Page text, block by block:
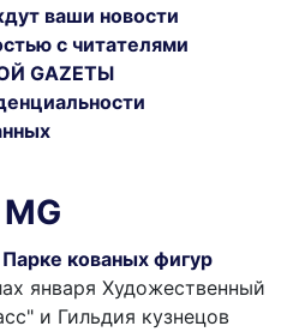
ваши новости
с читателями
GAZЕТЫ
кованых фигур
января Художественный
и Гильдия кузнецов